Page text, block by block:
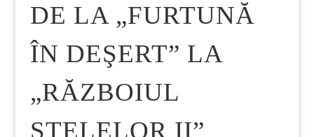
DE LA „FURTUNĂ
ÎN DEŞERT” LA
„RĂZBOIUL
STELELOR II”